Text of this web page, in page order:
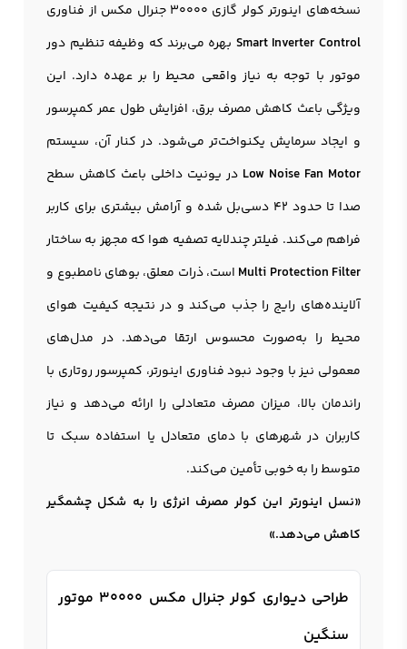
نسخه‌های اینورتر کولر گازی ۳۰۰۰۰ جنرال مکس از فناوری
Smart Inverter Control بهره می‌برند که وظیفه تنظیم دور
موتور با توجه به نیاز واقعی محیط را بر عهده دارد. این
ویژگی باعث کاهش مصرف برق، افزایش طول عمر کمپرسور
و ایجاد سرمایش یکنواخت‌تر می‌شود. در کنار آن، سیستم
Low Noise Fan Motor در یونیت داخلی باعث کاهش سطح
صدا تا حدود ۴۲ دسی‌بل شده و آرامش بیشتری برای کاربر
فراهم می‌کند. فیلتر چندلایه تصفیه هوا که مجهز به ساختار
Multi Protection Filter است، ذرات معلق، بوهای نامطبوع و
آلاینده‌های رایج را جذب می‌کند و در نتیجه کیفیت هوای
محیط را به‌صورت محسوس ارتقا می‌دهد. در مدل‌های
معمولی نیز با وجود نبود فناوری اینورتر، کمپرسور روتاری با
راندمان بالا، میزان مصرف متعادلی را ارائه می‌دهد و نیاز
کاربران در شهرهای با دمای متعادل یا استفاده سبک تا
متوسط را به خوبی تأمین می‌کند.
«نسل اینورتر این کولر مصرف انرژی را به شکل چشمگیر
کاهش می‌دهد.»
طراحی دیواری کولر جنرال مکس 30000 موتور
سنگین